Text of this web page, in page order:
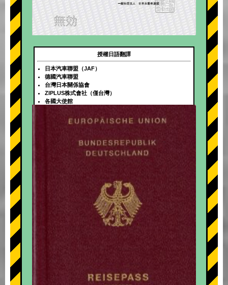
+
授權日語翻譯
日本汽車聯盟（JAF）
德國汽車聯盟
台灣日本關係協會
ZIPLUS株式會社（僅台灣）
各國大使館